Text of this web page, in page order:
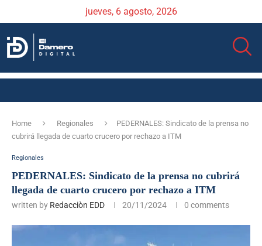
jueves, 6 agosto, 2026
Home Regionales
PEDERNALES: Sindicato de la prensa no
cubrirá llegada de cuarto crucero por rechazo a ITM
Regionales
PEDERNALES: Sindicato de la prensa no cubrirá
llegada de cuarto crucero por rechazo a ITM
written by Redacciòn EDD 20/11/2024 0 comments